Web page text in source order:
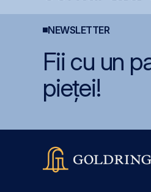
NEWSLETTER
Fii cu un
pieței!